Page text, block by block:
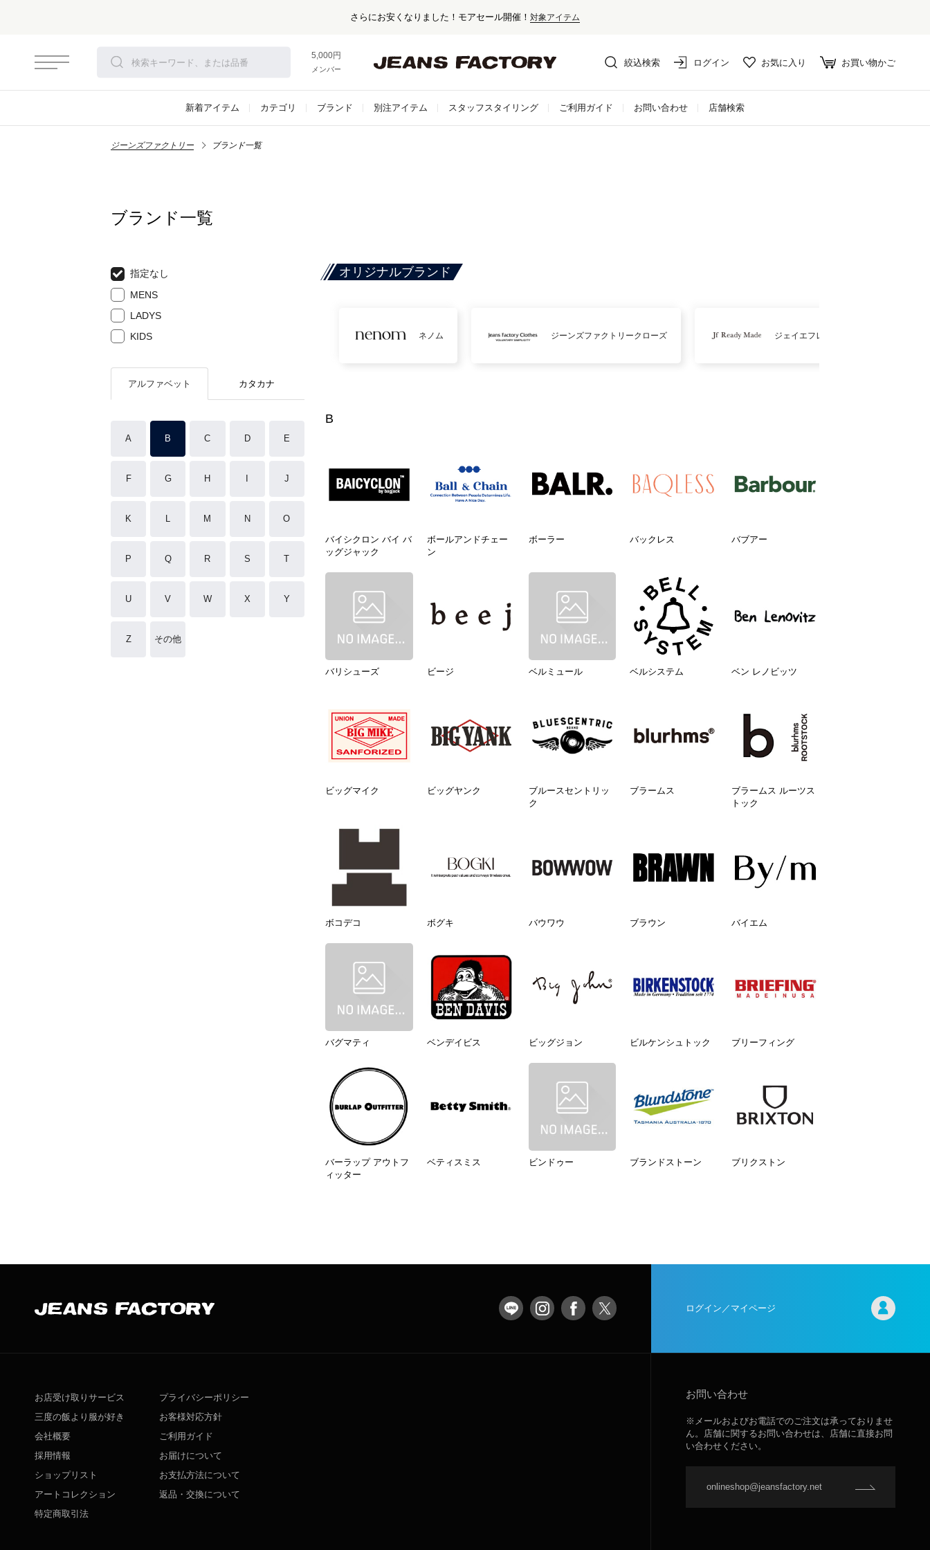
セール対象外アイテムは10%ポイント還元！
5,000円以上お買い上げで送料無料！
メンバー登録でお得な情報をゲット。さらに詳しく
絞込検索 ログイン お気に入り お買い物かご
新着アイテム カテゴリ ブランド 別注アイテム スタッフスタイリング ご利用ガイド お問い合わせ 店舗検索
ジーンズファクトリー ブランド一覧
ブランド一覧
指定なし
MENS
LADYS
KIDS
アルファベット カタカナ
A B C D E
F G H J
K L M N O
P Q R S T
U V W X Y
Z その他
オリジナルブランド
ネノム ジーンズファクトリークローズ ジェイエフレディメイド
B
バイシクロン バイ バ
ッグジャック
ボールアンドチェー
ン
ボーラー バックレス バブアー
バリシューズ ビージ ベルミュール ベルシステム ベン レノビッツ
ビッグマイク ビッグヤンク
ブルースセントリッ
ク
ブラームス
ブラームス ルーツス
トック
ボコデコ ボグキ バウワウ ブラウン バイエム
バグマティ ベンデイビス ビッグジョン ビルケンシュトック ブリーフィング
バーラップ アウトフ
ィッター
ベティスミス ビンドゥー ブランドストーン ブリクストン
ログイン／マイページ
お店受け取りサービス
三度の飯より服が好き
会社概要
採用情報
ショップリスト
アートコレクション
特定商取引法
プライバシーポリシー
お客様対応方針
ご利用ガイド
お届けについて
お支払方法について
返品・交換について
お問い合わせ
※メールおよびお電話でのご注文は承っておりませ
ん。店舗に関するお問い合わせは、店舗に直接お問
い合わせください。
onlineshop@jeansfactory.net